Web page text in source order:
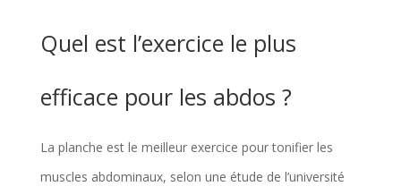
Quel est l’exercice le plus
efficace pour les abdos ?
La planche est le meilleur exercice pour tonifier les
muscles abdominaux, selon une étude de l’université